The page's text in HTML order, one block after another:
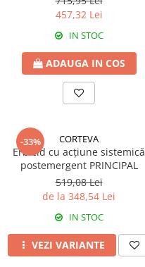
Fertilizanți foliari
Pachete tehnologice
Regulatori de creștere
GRÂU DE PRIMĂVARĂ
Tratament semințe
Fungicide
GRÂU DE TOAMNĂ
Tratament semințe
Erbicide
Fungicide
Insecticide
Biostimulatori
Fertilizanți foliari
OLEAGINOASE
OREZ
Insecticide
Fertilizanți foliari
Tratament semințe
Fungicide
Insecticide
Fertilizanți foliari
457,32 Lei
IN STOC
ADAUGA IN COS
-33% CORTEVA
Erbicid cu acțiune sistemică
postemergent PRINCIPAL
519,08 Lei
de la 348,54 Lei
IN STOC
VEZI VARIANTE